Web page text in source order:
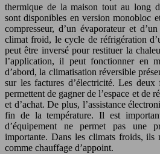
thermique de la maison tout au long
sont disponibles en version monobloc
compresseur, d’un évaporateur et
climat froid, le cycle de réfrigération
peut être inversé pour restituer la
l’application, il peut fonctionner en
d’abord, la climatisation réversible
sur les factures d’électricité. Les deux
permettent de gagner de l’espace et de
et d’achat. De plus, l’assistance
fin de la température. Il est
d’équipement ne permet pas une
importante. Dans les climats froids, ils
comme chauffage d’appoint.